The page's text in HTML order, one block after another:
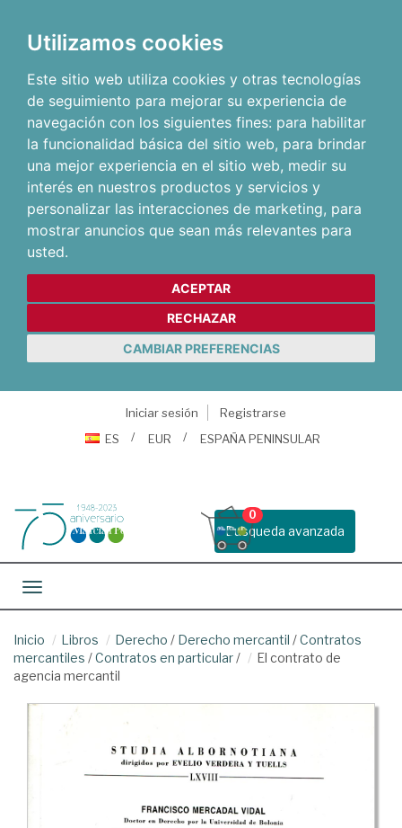
Utilizamos cookies
Este sitio web utiliza cookies y otras tecnologías
de seguimiento para mejorar su experiencia de
navegación con los siguientes fines: para habilitar
la funcionalidad básica del sitio web, para brindar
una mejor experiencia en el sitio web, medir su
interés en nuestros productos y servicios y
personalizar las interacciones de marketing, para
mostrar anuncios que sean más relevantes para
usted.
ACEPTAR
RECHAZAR
CAMBIAR PREFERENCIAS
Iniciar sesión
Registrarse
ES
EUR ESPAÑA PENINSULAR
Busqueda avanzada
0
Toggle navigation
Inicio Libros Derecho / Derecho mercantil /Contratos
mercantiles /Contratos en particular/
El contrato de
agencia mercantil